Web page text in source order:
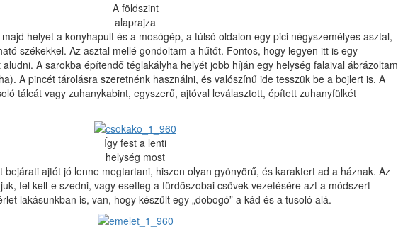
A földszint
alaprajza
helyet a konyhapult és a mosógép, a túlsó oldalon egy pici négyszemélyes asztal,
székekkel. Az asztal mellé gondoltam a hűtőt. Fontos, hogy legyen itt is egy
A sarokba építendő téglakályha helyét jobb híján egy helység falaival ábrázoltam
A pincét tárolásra szeretnénk használni, és valószínű ide tesszük be a bojlert is. A
tálcát vagy zuhanykabint, egyszerű, ajtóval leválasztott, épített zuhanyfülkét
Így fest a lenti
helység most
bejárati ajtót jó lenne megtartani, hiszen olyan gyönyörű, és karaktert ad a háznak. Az
fel kell-e szedni, vagy esetleg a fürdőszobai csövek vezetésére azt a módszert
lakásunkban is, van, hogy készült egy „dobogó” a kád és a tusoló alá.